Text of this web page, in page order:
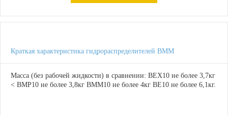
Краткая характеристика гидрораспределителей ВММ
Масса (без рабочей жидкости) в сравнении: ВЕХ10 не более 3,7кг
< ВМР10 не более 3,8кг ВММ10 не более 4кг ВЕ10 не более 6,1кг.